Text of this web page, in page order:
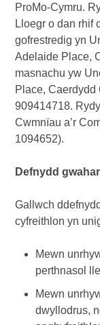
ProMo-Cymru.
Lloegr o dan rhif
gofrestredig yn
Adelaide Place,
masnachu yw
Place, Caerdydd
909414718.
Cwmnïau a’r
1094652).
Defnydd
Gallwch
cyfreithlon yn
Mewn
perthnasol
Mewn
dwyllodrus,